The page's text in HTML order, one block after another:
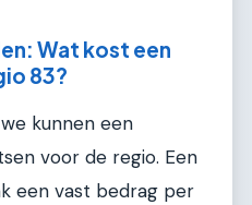
Wat kost een
83?
kunnen een
voor de regio. Een
een vast bedrag per